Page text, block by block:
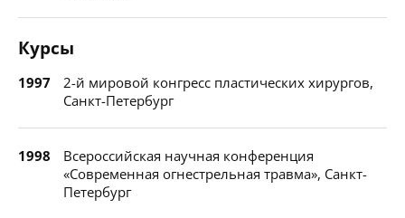
Курсы
1997
2-й мировой конгресс пластических хирургов,
Санкт-Петербург
1998
Всероссийская научная конференция
«Современная огнестрельная травма», Санкт-
Петербург